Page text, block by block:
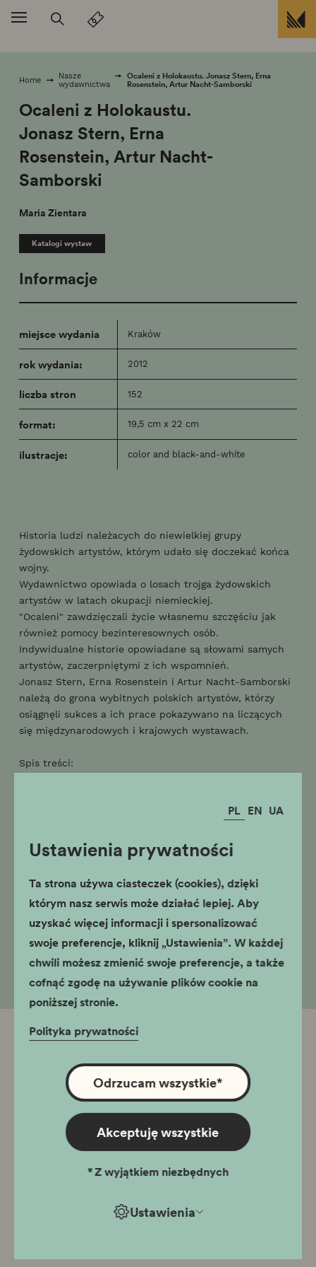
Przejdź do treści
PL EN UA
Ustawienia prywatności
Ta strona używa ciasteczek (cookies), dzięki
którym nasz serwis może działać lepiej. Aby
uzyskać więcej informacji i spersonalizować
swoje preferencje, kliknij „Ustawienia”. W każdej
chwili możesz zmienić swoje preferencje, a także
cofnąć zgodę na używanie plików cookie na
poniższej stronie.
Polityka prywatności
Ustawienia
Odrzucam wszystkie*
Akceptuję wszystkie
*Z wyjątkiem niezbędnych
Home
Nasze
wydawnictwa
Ocaleni z Holokaustu. Jonasz Stern, Erna
Rosenstein, Artur Nacht-Samborski
Ocaleni z Holokaustu.
Jonasz Stern, Erna
Rosenstein, Artur Nacht-
Samborski
Maria Zientara
Katalogi wystaw
Informacje
miejsce wydania Kraków
rok wydania: 2012
liczba stron 152
format: 19,5 cm x 22 cm
ilustracje: color and black-and-white
Historia ludzi należacych do niewielkiej grupy
żydowskich artystów, którym udało się doczekać końca
wojny.
Wydawnictwo opowiada o losach trojga żydowskich
artystów w latach okupacji niemieckiej.
"Ocaleni" zawdzięczali życie własnemu szczęściu jak
również pomocy bezinteresownych osób.
Indywidualne historie opowiadane są słowami samych
artystów, zaczerpniętymi z ich wspomnień.
Jonasz Stern, Erna Rosenstein i Artur Nacht-Samborski
należą do grona wybitnych polskich artystów, którzy
osiągnęli sukces a ich prace pokazywano na liczących
się międzynarodowych i krajowych wystawach.
Spis treści:
Jonasz Stern
Erna RosensteinArtur Nacht-Samborski
Ratowanie Żydów
Ludzie dobrej woli
Spis ilustracji
Wybór bibliografii
Wykaz prac na stanie